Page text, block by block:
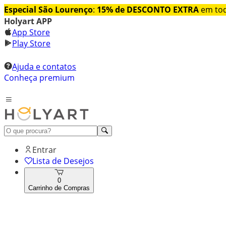
Especial São Lourenço: 15% de DESCONTO EXTRA em
Holyart APP
App Store
Play Store
Ajuda e contatos
Conheça premium
Entrar
Lista de Desejos
0
Carrinho de Compras